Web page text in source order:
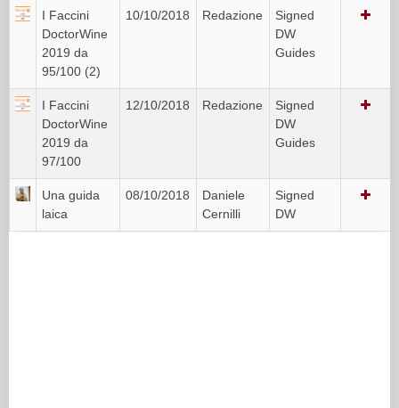
I Faccini
DoctorWine
2019 da
95/100 (2)
10/10/2018 Redazione
Signed
DW
Guides
I Faccini
DoctorWine
2019 da
97/100
12/10/2018 Redazione
Signed
DW
Guides
Una guida
laica
08/10/2018
Daniele
Cernilli
Signed
DW